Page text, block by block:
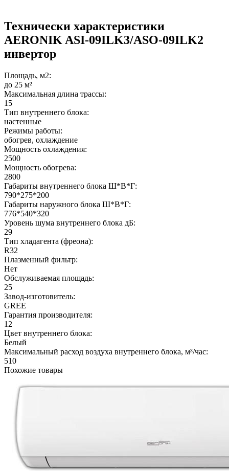
Технически характеристики
AERONIK ASI-09ILK3/ASO-09ILK2
инвертoр
Площадь, м2:
до 25 м²
Максимальная длина трассы:
15
Тип внутреннего блока:
настенные
Режимы работы:
обогрев, охлаждение
Мощность охлаждения:
2500
Мощность обогрева:
2800
Габариты внутреннего блока Ш*В*Г:
790*275*200
Габариты наружного блока Ш*В*Г:
776*540*320
Уровень шума внутреннего блока дБ:
29
Тип хладагента (фреона):
R32
Плазменный фильтр:
Нет
Обслуживаемая площадь:
25
Завод-изготовитель:
GREE
Гарантия производителя:
12
Цвет внутреннего блока:
Белый
Максимальный расход воздуха внутреннего блока, м³/час:
510
Похожие товары